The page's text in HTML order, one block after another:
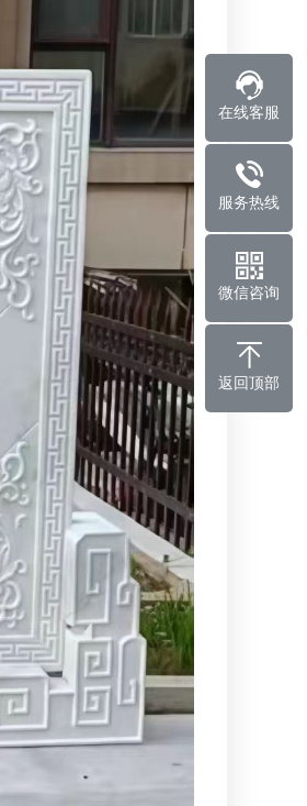
在线客服
服务热线
微信咨询
返回顶部